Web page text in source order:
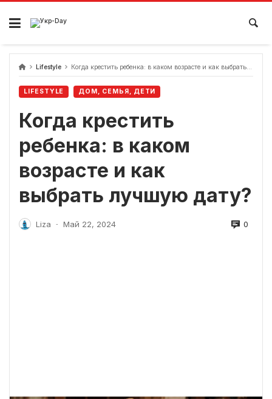
перейти
содержанию
Lifestyle Когда крестить ребенка: в каком возрасте и как выбрать лучшую дату?
LIFESTYLE ДОМ, СЕМЬЯ, ДЕТИ
Когда крестить
ребенка: в каком
возрасте и как
выбрать лучшую дату?
Liza - Май 22, 2024 0